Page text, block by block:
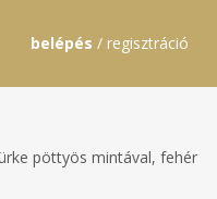
belépés / regisztráció
pöttyös mintával, fehér